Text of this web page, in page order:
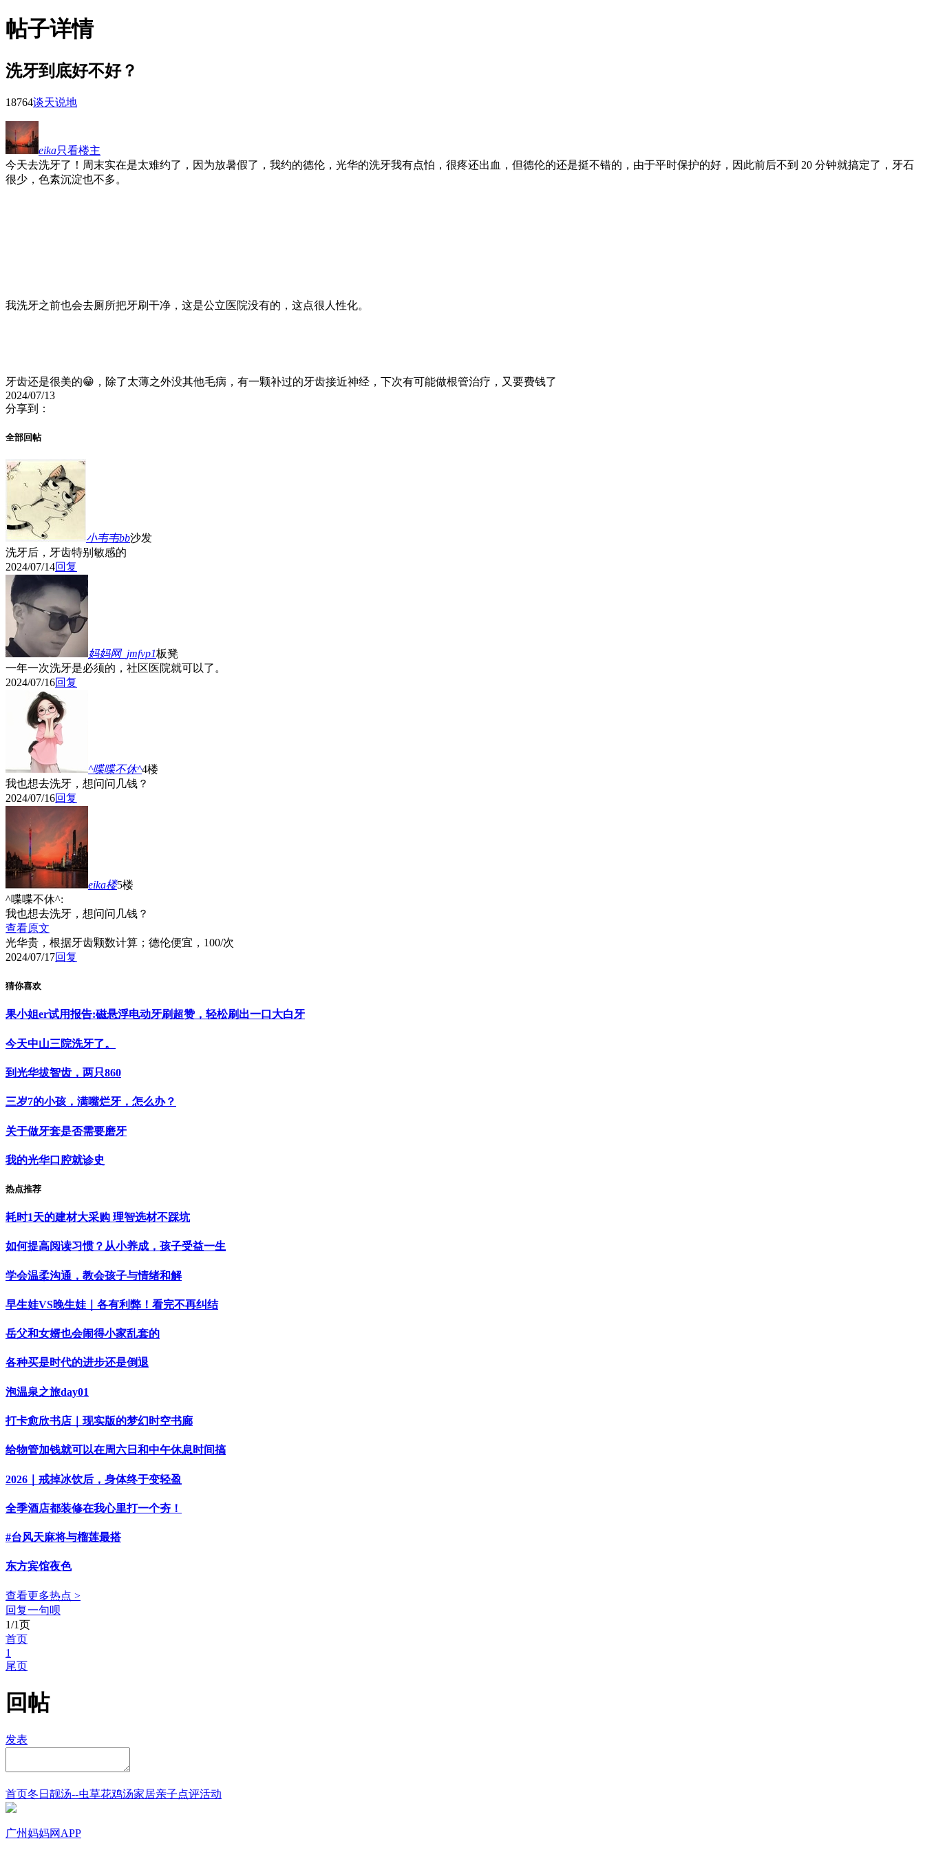
帖子详情
洗牙到底好不好？
18764谈天说地
eika只看楼主
今天去洗牙了！周末实在是太难约了，因为放暑假了，我约的德伦，光华的洗牙我有点怕，很疼还出血，但德伦的还是挺不错的，由于平时保护的好，因此前后不到 20 分钟就搞定了，牙石
很少，色素沉淀也不多。
我洗牙之前也会去厕所把牙刷干净，这是公立医院没有的，这点很人性化。
牙齿还是很美的😁，除了太薄之外没其他毛病，有一颗补过的牙齿接近神经，下次有可能做根管治疗，又要费钱了
2024/07/13
分享到：
全部回帖
小韦韦bb沙发
洗牙后，牙齿特别敏感的
2024/07/14回复
妈妈网_jmfvp1板凳
一年一次洗牙是必须的，社区医院就可以了。
2024/07/16回复
^喋喋不休^4楼
我也想去洗牙，想问问几钱？
2024/07/16回复
eika楼5楼
^喋喋不休^:
我也想去洗牙，想问问几钱？
查看原文
光华贵，根据牙齿颗数计算；德伦便宜，100/次
2024/07/17回复
猜你喜欢
果小姐er试用报告:磁悬浮电动牙刷超赞，轻松刷出一口大白牙
今天中山三院洗牙了。
到光华拔智齿，两只860
三岁7的小孩，满嘴烂牙，怎么办？
关于做牙套是否需要磨牙
我的光华口腔就诊史
热点推荐
耗时1天的建材大采购 理智选材不踩坑
如何提高阅读习惯？从小养成，孩子受益一生
学会温柔沟通，教会孩子与情绪和解
早生娃VS晚生娃｜各有利弊！看完不再纠结
岳父和女婿也会闹得小家乱套的
各种买是时代的进步还是倒退
泡温泉之旅day01
打卡愈欣书店｜现实版的梦幻时空书廊
给物管加钱就可以在周六日和中午休息时间搞
2026｜戒掉冰饮后，身体终于变轻盈
全季酒店都装修在我心里打一个夯！
#台风天麻将与榴莲最搭
东方宾馆夜色
查看更多热点 >
回复一句呗
1/1页
首页
1
尾页
回帖
发表
首页冬日靓汤--虫草花鸡汤家居亲子点评活动
广州妈妈网APP